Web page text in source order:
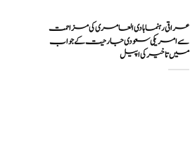
عراقی رہنما ہادی العامری کی مزاحمت
سے امریکی سعودی جارحیت کے جواب
میں تاخیر کی اپیل